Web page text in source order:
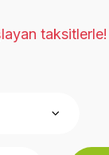
taksitlerle!